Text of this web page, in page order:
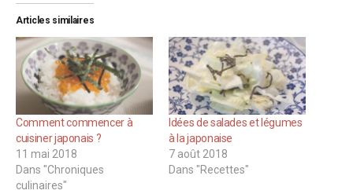
Articles similaires
Comment commencer à
cuisiner japonais ?
11 mai 2018
Dans "Chroniques
culinaires"
Idées de salades et légumes
à la japonaise
7 août 2018
Dans "Recettes"